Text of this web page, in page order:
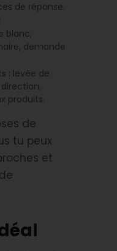
de réponse.
blanc,
demande
: levée de
produits.
de
tu peux
et